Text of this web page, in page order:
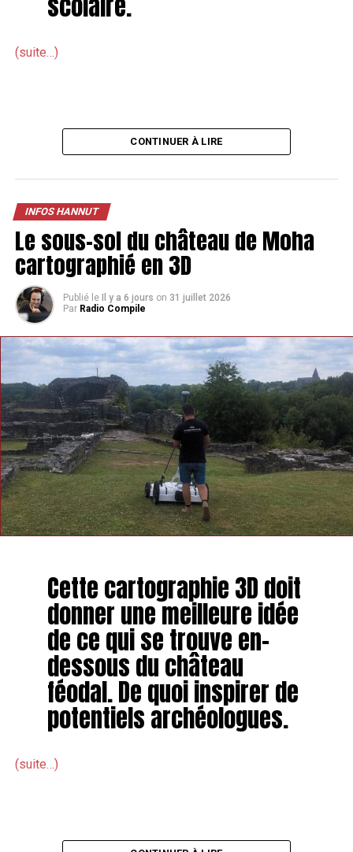
(suite…)
CONTINUER À LIRE
INFOS HANNUT
Le sous-sol du château de Moha
cartographié en 3D
Publié le Il y a 6 jours on 31 juillet 2026
Par Radio Compile
Cette cartographie 3D doit
donner une meilleure idée
de ce qui se trouve en-
dessous du château
féodal. De quoi inspirer de
potentiels archéologues.
(suite…)